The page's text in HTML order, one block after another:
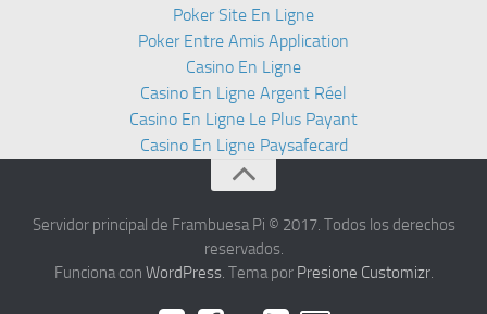
Poker Site En Ligne
Poker Entre Amis Application
Casino En Ligne
Casino En Ligne Argent Réel
Casino En Ligne Le Plus Payant
Casino En Ligne Paysafecard
Servidor principal de Frambuesa Pi © 2017. Todos los derechos
reservados.
Funciona con WordPress. Tema por Presione Customizr.